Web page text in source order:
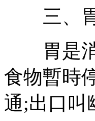
三、胃
胃是消
食物暫時
通;出口叫